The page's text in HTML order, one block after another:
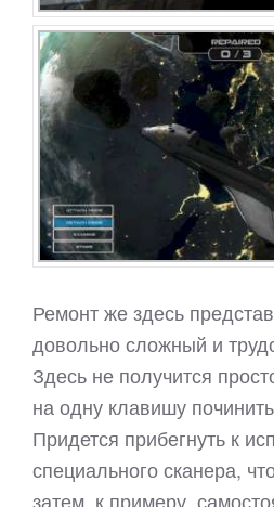
Ремонт же здесь
довольно сложный и
Здесь не получится
на одну клавишу
Придется прибегнуть к
специального сканера,
затем, к примеру,